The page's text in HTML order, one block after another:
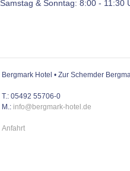
Samstag & Sonntag: 8:00 - 11:30
Bergmark Hotel • Zur Schemder
T.: 05492 55706-0
M.: info@bergmark-hotel.de
Anfahrt